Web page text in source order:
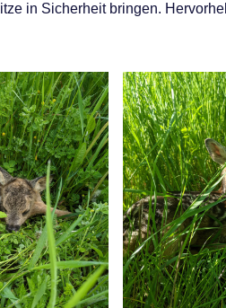
in Sicherheit bringen.